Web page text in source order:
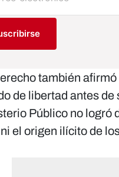
también
de libertad antes
Público no logró
el origen ilícito de